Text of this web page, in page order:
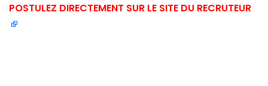
POSTULEZ DIRECTEMENT SUR LE SITE DU RECRUTEUR